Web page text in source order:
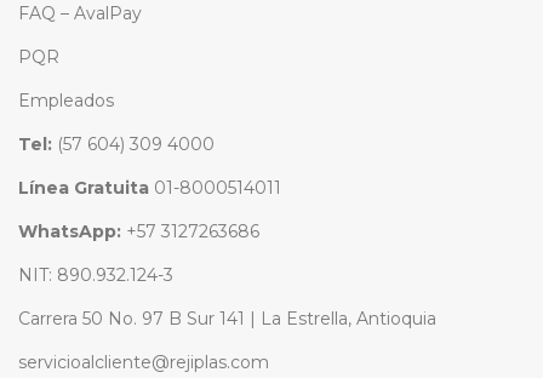
FAQ – AvalPay
PQR
Empleados
Tel: (57 604) 309 4000
Línea Gratuita 01-8000514011
WhatsApp: +57 3127263686
NIT: 890.932.124-3
Carrera 50 No. 97 B Sur 141 | La Estrella, Antioquia
servicioalcliente@rejiplas.com